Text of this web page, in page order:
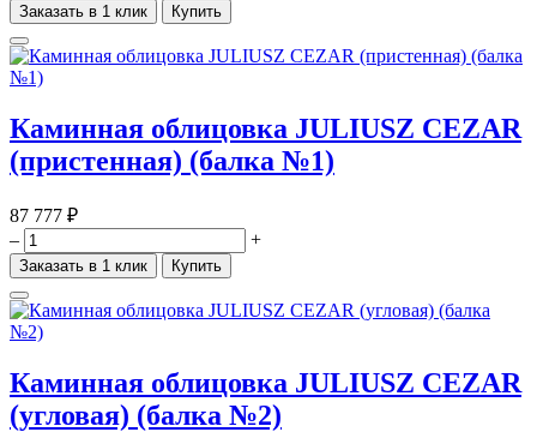
Заказать в 1 клик Купить
Каминная облицовка JULIUSZ CEZAR
(пристенная) (балка №1)
87 777 ₽
–
+
Заказать в 1 клик Купить
Каминная облицовка JULIUSZ CEZAR
(угловая) (балка №2)